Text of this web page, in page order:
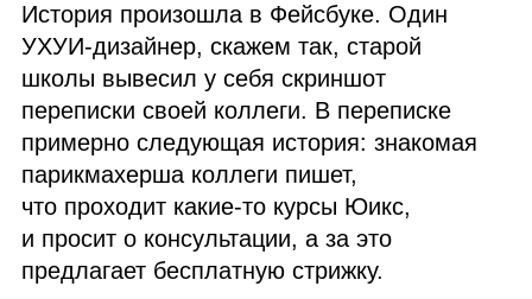
История произошла в Фейсбуке. Один
УХУИ‑дизайнер, скажем так, старой
школы вывесил у себя скриншот
переписки своей коллеги. В переписке
примерно следующая история: знакомая
парикмахерша коллеги пишет,
что проходит какие‑то курсы Юикс,
и просит о консультации, а за это
предлагает бесплатную стрижку.